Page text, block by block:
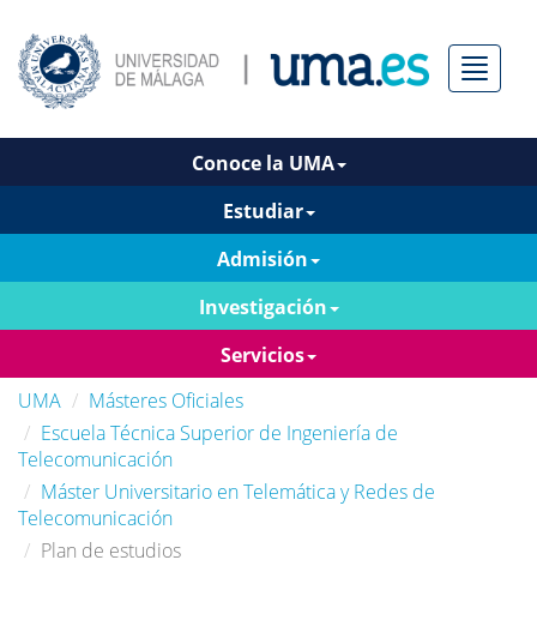
Menú
Conoce la UMA
Estudiar
Admisión
Investigación
Servicios
UMA
Másteres Oficiales
Escuela Técnica Superior de Ingeniería de
Telecomunicación
Máster Universitario en Telemática y Redes de
Telecomunicación
Plan de estudios